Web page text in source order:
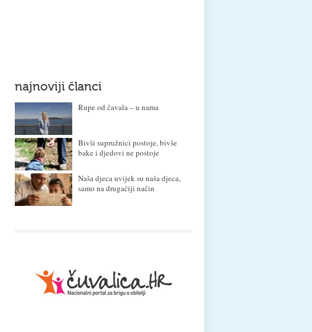
najnoviji članci
Rupe od čavala – u nama
Bivši supružnici postoje, bivše
bake i djedovi ne postoje
Naša djeca uvijek su naša djeca,
samo na drugačiji način